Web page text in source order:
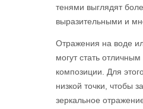
тенями выглядят
выразительными и
Отражения на воде
могут стать
композиции. Для
низкой точки, чтобы
зеркальное